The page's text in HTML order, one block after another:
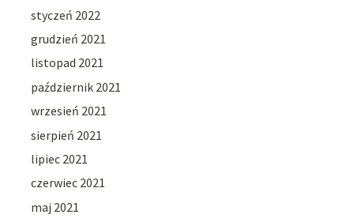
styczeń 2022
grudzień 2021
listopad 2021
październik 2021
wrzesień 2021
sierpień 2021
lipiec 2021
czerwiec 2021
maj 2021